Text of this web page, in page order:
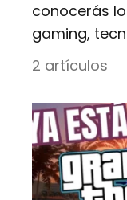
conocerás
gaming,
2 artículos